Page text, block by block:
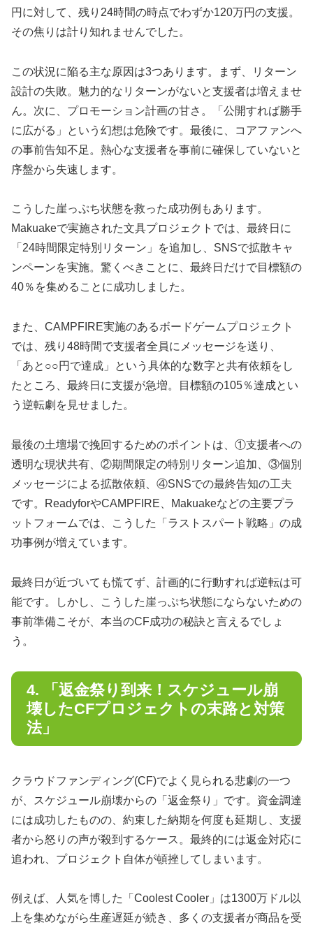
円に対して、残り24時間の時点でわずか120万円の支援。
その焦りは計り知れませんでした。
この状況に陥る主な原因は3つあります。まず、リターン
設計の失敗。魅力的なリターンがないと支援者は増えませ
ん。次に、プロモーション計画の甘さ。「公開すれば勝手
に広がる」という幻想は危険です。最後に、コアファンへ
の事前告知不足。熱心な支援者を事前に確保していないと
序盤から失速します。
こうした崖っぷち状態を救った成功例もあります。
Makuakeで実施された文具プロジェクトでは、最終日に
「24時間限定特別リターン」を追加し、SNSで拡散キャ
ンペーンを実施。驚くべきことに、最終日だけで目標額の
40％を集めることに成功しました。
また、CAMPFIRE実施のあるボードゲームプロジェクト
では、残り48時間で支援者全員にメッセージを送り、
「あと○○円で達成」という具体的な数字と共有依頼をし
たところ、最終日に支援が急増。目標額の105％達成とい
う逆転劇を見せました。
最後の土壇場で挽回するためのポイントは、①支援者への
透明な現状共有、②期間限定の特別リターン追加、③個別
メッセージによる拡散依頼、④SNSでの最終告知の工夫
です。ReadyforやCAMPFIRE、Makuakeなどの主要プラ
ットフォームでは、こうした「ラストスパート戦略」の成
功事例が増えています。
最終日が近づいても慌てず、計画的に行動すれば逆転は可
能です。しかし、こうした崖っぷち状態にならないための
事前準備こそが、本当のCF成功の秘訣と言えるでしょ
う。
4. 「返金祭り到来！スケジュール崩
壊したCFプロジェクトの末路と対策
法」
クラウドファンディング(CF)でよく見られる悲劇の一つ
が、スケジュール崩壊からの「返金祭り」です。資金調達
には成功したものの、約束した納期を何度も延期し、支援
者から怒りの声が殺到するケース。最終的には返金対応に
追われ、プロジェクト自体が頓挫してしまいます。
例えば、人気を博した「Coolest Cooler」は1300万ドル以
上を集めながら生産遅延が続き、多くの支援者が商品を受